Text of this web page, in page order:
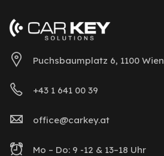
Puchsbaumplatz 6, 1100 Wien
+43 1 641 00 39
office@carkey.at
Mo – Do: 9 -12 & 13–18 Uhr